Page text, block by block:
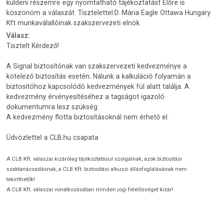
küldeni részemre egy nyomtatható tájékoztatást Előre is
köszönöm a válaszát. Tisztelettel:D. Mária Eagle Ottawa Hungary
Kft munkaválallóinak szakszervezeti elnök
Válasz:
Tisztelt Kérdező!
A Signal biztosítónak van szakszervezeti kedvezménye a
kötelező biztosítás esetén. Nálunk a kalkuláció folyamán a
biztosítóhoz kapcsolódó kedvezmények fül alatt találja. A
kedvezmény érvényesítéséhez a tagságot igazoló
dokumentumra lesz szükség.
A kedvezmény flotta biztosításoknál nem érhető el.
Üdvözlettel a CLB.hu csapata
A CLB Kft. válaszai kizárólag tájékoztatásul szolgálnak, azok biztosítási
szaktanácsadásnak, a CLB Kft. biztosítási alkuszi állásfoglalásának nem
tekinthetők!
A CLB Kft. válaszai vonatkozásában minden jogi felelősséget kizár!